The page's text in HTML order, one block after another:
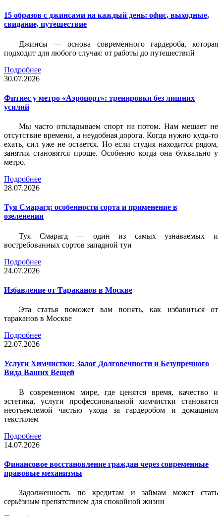
15 образов с джинсами на каждый день: офис, выходные,
свидание, путешествие
Джинсы — основа современного гардероба, которая
подходит для любого случая: от работы до путешествий
Подробнее
30.07.2026
Фитнес у метро «Аэропорт»: тренировки без лишних
усилий
Мы часто откладываем спорт на потом. Нам мешает не
отсутствие времени, а неудобная дорога. Когда нужно куда-то
ехать, сил уже не остается. Но если студия находится рядом,
занятия становятся проще. Особенно когда она буквально у
метро.
Подробнее
28.07.2026
Туя Смарагд: особенности сорта и применение в
озеленении
Туя Смарагд — один из самых узнаваемых и
востребованных сортов западной туи
Подробнее
24.07.2026
Избавление от Тараканов в Москве
Эта статья поможет вам понять, как избавиться от
тараканов в Москве
Подробнее
22.07.2026
Услуги Химчистки: Залог Долговечности и Безупречного
Вида Ваших Вещей
В современном мире, где ценятся время, качество и
эстетика, услуги профессиональной химчистки становятся
неотъемлемой частью ухода за гардеробом и домашним
текстилем
Подробнее
14.07.2026
Финансовое восстановление граждан через современные
правовые механизмы
Задолженность по кредитам и займам может стать
серьёзным препятствием для спокойной жизни